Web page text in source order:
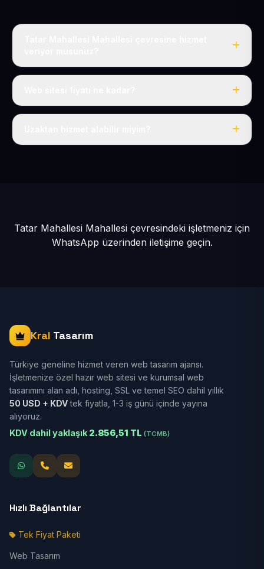
Evet, Tatar Mahallesi dahil tüm Tomarza ve Tomarza
Tek fiyat: yılda 50 USD + KDV, her şey dahil.
Tatar Mahallesi Mahallesi çevresindeki işletmeniz için
WhatsApp üzerinden iletişime geçin.
Kral Tasarım
Türkiye geneline hizmet veren web tasarım ajansı.
İşletmenize özel hazır web sitesi ve kurumsal web
tasarımını alan adı, hosting, SSL ve temel SEO dahil yıllık
50 USD + KDVtek fiyatla, 1-3 iş günü içinde yayına
alıyoruz.
KDV dahil yaklaşık 2.856,51 TL (TCMB)
Hızlı Bağlantılar
Tek Fiyat Paketi
Web Tasarım